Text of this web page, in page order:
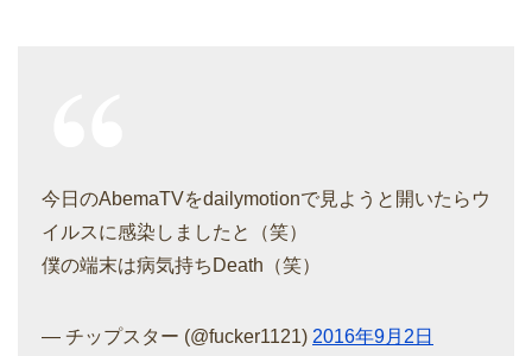
今日のAbemaTVをdailymotionで見ようと開いたらウ
イルスに感染しましたと（笑）
僕の端末は病気持ちDeath（笑）
— チップスター (@fucker1121) 2016年9月2日